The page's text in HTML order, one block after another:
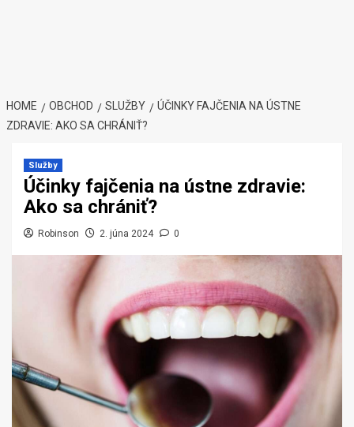
HOME OBCHOD SLUŽBY
ÚČINKY FAJČENIA NA ÚSTNE
ZDRAVIE: AKO SA CHRÁNIŤ?
Služby
Účinky fajčenia na ústne zdravie:
Ako sa chrániť?
Robinson 2. júna 2024 0